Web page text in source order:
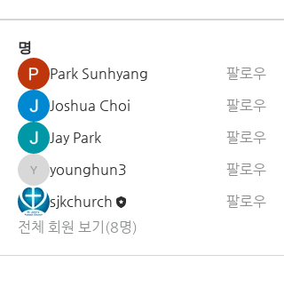
명
Park Sunhyang
팔로우
Joshua Choi
팔로우
Jay Park
팔로우
younghun3
younghun3
팔로우
sjkchurch
팔로우
전체 회원 보기(8명)